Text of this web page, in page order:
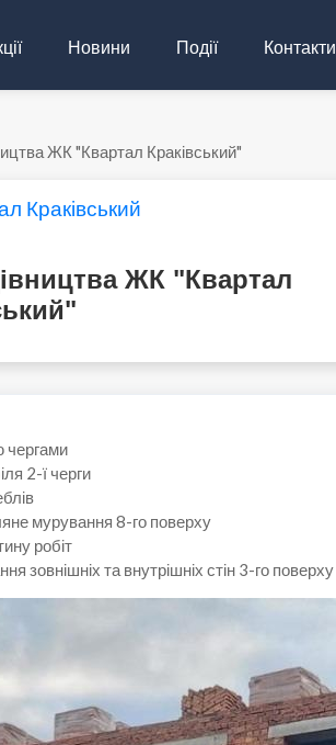
Новини Події Контакти
ЖК "Квартал Краківський"
Краківський
ЖК "Квартал
чергами
2-ї черги
мурування 8-го поверху
робіт
зовнішніх та внутрішніх стін 3-го поверху